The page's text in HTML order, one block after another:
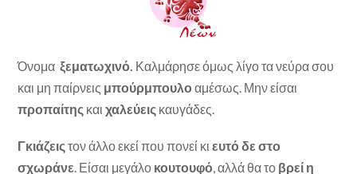
Όνομα ξεματωχινό. Καλμάρησε όμως λίγο τα νεύρα σου
και μη παίρνεις μπούρμπουλοαμέσως. Μην είσαι
προπαίτης καιχαλεύεις καυγάδες.
Γκιάζειςτον άλλο εκεί που πονεί κι ευτό δε στο
σχωράνε . Είσαι μεγάλο κουτουφό , αλλά θα το βρεί η